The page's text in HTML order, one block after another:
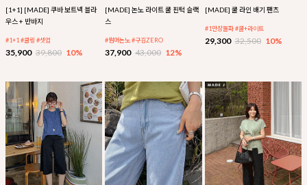
[1+1] [MADE] 쿠바 보트넥 블라
우스 + 반바지
#1+1 #쿨링 #셋업
35,900 39,800 10%
[MADE] 논노 라이트 쿨 핀턱 슬랙
스
#썸머논노 #구김ZERO
37,900 43,000 12%
[MADE] 쿨 라인 배기 팬츠
#1만장돌파 #쿨+라이트
29,300 32,500 10%